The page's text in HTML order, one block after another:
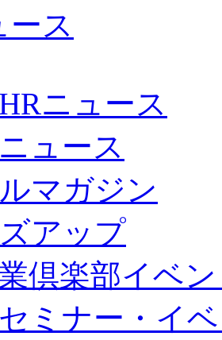
ース
ニュース
ュース
マガジン
アップ
倶楽部イベ
ミナー・イ